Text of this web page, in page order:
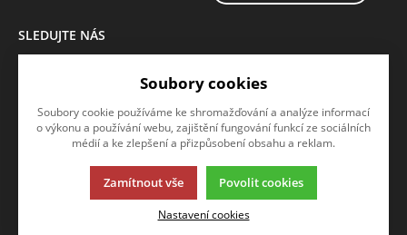
SLEDUJTE NÁS
Tato stránka používá soubory cookies. Klikněte pro více informací.
Soubory cookies
Soubory cookie používáme ke shromažďování a analýze informací
o výkonu a používání webu, zajištění fungování funkcí ze sociálních
médií a ke zlepšení a přizpůsobení obsahu a reklam.
Zamítnout vše Povolit cookies
Nastavení cookies